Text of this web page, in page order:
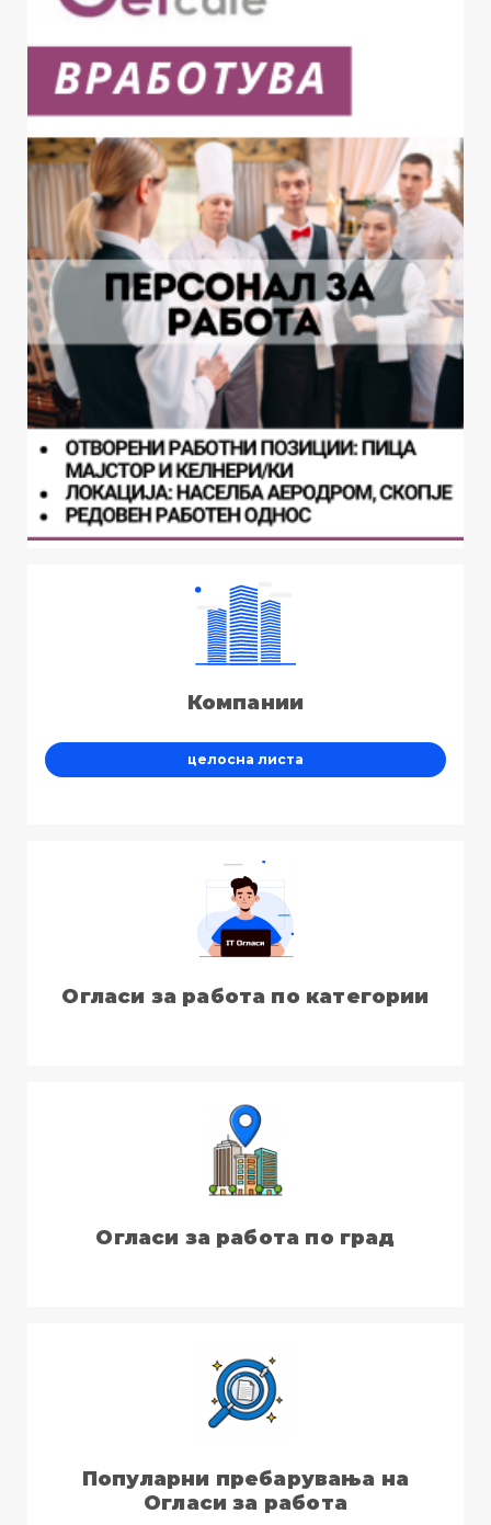
Компании
целосна листа
Огласи за работа по категории
Огласи за работа по град
Популарни пребарувања на
Огласи за работа